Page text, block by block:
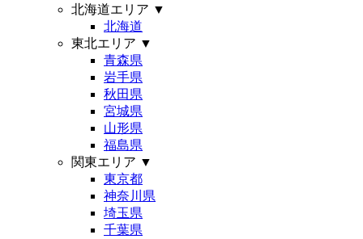
北海道エリア ▼
北海道
東北エリア ▼
青森県
岩手県
秋田県
宮城県
山形県
福島県
関東エリア ▼
東京都
神奈川県
埼玉県
千葉県